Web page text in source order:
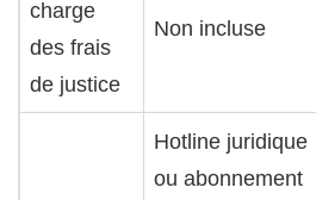
charge
des frais
de justice
Non incluse
Hotline juridique
ou abonnement